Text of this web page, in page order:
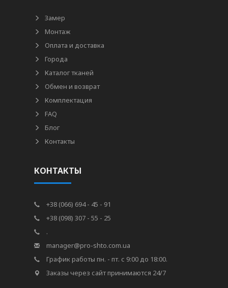
Замер
Монтаж
Оплата и доставка
Города
Каталог тканей
Обмен и возврат
Комплектация
FAQ
Блог
Контакты
КОНТАКТЫ
+38 (066) 694 - 45 - 91
+38 (098) 307 - 55 - 25
.
manager@pro-shto.com.ua
График работы пн. - пт. с 9:00 до 18:00.
Заказы через сайт принимаются 24/7